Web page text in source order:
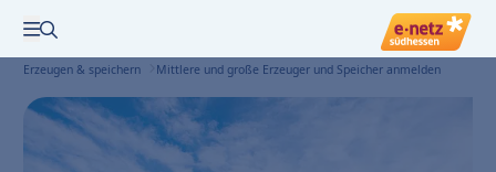
Menü öffnen
Erzeugen & speichern Mittlere und große Erzeuger und Speicher anmelden